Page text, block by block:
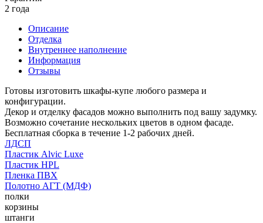
2 года
Описание
Отделка
Внутреннее наполнение
Информация
Отзывы
Готовы изготовить шкафы-купе любого размера и
конфигурации.
Декор и отделку фасадов можно выполнить под вашу задумку.
Возможно сочетание нескольких цветов в одном фасаде.
Бесплатная сборка в течение 1-2 рабочих дней.
ЛДСП
Пластик Alvic Luxe
Пластик HPL
Пленка ПВХ
Полотно АГТ (МДФ)
полки
корзины
штанги